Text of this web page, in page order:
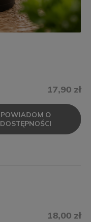
17,90 zł
POWIADOM O
DOSTĘPNOŚCI
18,00 zł